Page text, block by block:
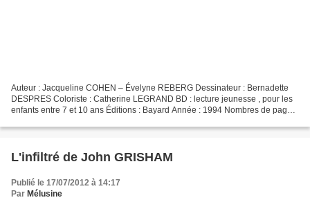
Auteur : Jacqueline COHEN – Évelyne REBERG Dessinateur : Bernadette
DESPRES Coloriste : Catherine LEGRAND BD : lecture jeunesse , pour les
enfants entre 7 et 10 ans Éditions : Bayard Année : 1994 Nombres de pages
L'infiltré de John GRISHAM
Publié le 17/07/2012 à 14:17
Par Mélusine